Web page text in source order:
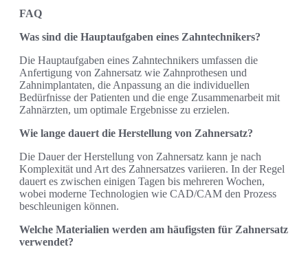
FAQ
Was sind die Hauptaufgaben eines Zahntechnikers?
Die Hauptaufgaben eines Zahntechnikers umfassen die
Anfertigung von Zahnersatz wie Zahnprothesen und
Zahnimplantaten, die Anpassung an die individuellen
Bedürfnisse der Patienten und die enge Zusammenarbeit mit
Zahnärzten, um optimale Ergebnisse zu erzielen.
Wie lange dauert die Herstellung von Zahnersatz?
Die Dauer der Herstellung von Zahnersatz kann je nach
Komplexität und Art des Zahnersatzes variieren. In der Regel
dauert es zwischen einigen Tagen bis mehreren Wochen,
wobei moderne Technologien wie CAD/CAM den Prozess
beschleunigen können.
Welche Materialien werden am häufigsten für Zahnersatz
verwendet?